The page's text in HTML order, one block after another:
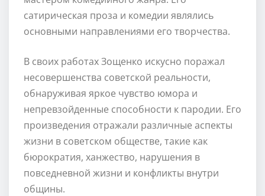
сатирическая проза и комедии являлись
основными направлениями его творчества.
В своих работах Зощенко искусно поражал
несовершенства советской реальности,
обнаруживая яркое чувство юмора и
непревзойденные способности к пародии. Его
произведения отражали различные аспекты
жизни в советском обществе, такие как
бюрократия, ханжество, нарушения в
повседневной жизни и конфликты внутри
общины.